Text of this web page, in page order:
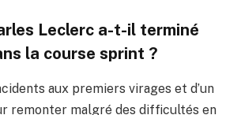
Leclerc a-t-il terminé
la course sprint ?
aux premiers virages et d’un
remonter malgré des difficultés en